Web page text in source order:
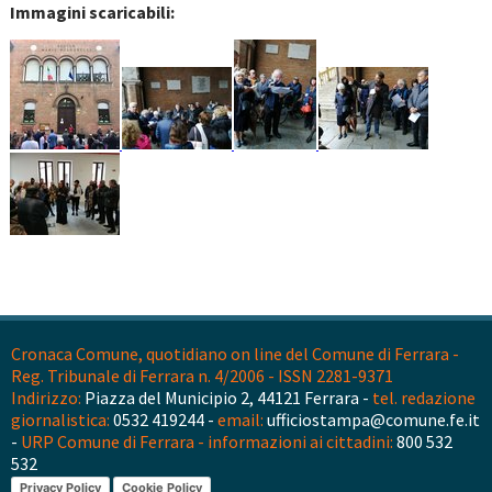
Immagini scaricabili:
Cronaca Comune, quotidiano on line del Comune di Ferrara -
Reg. Tribunale di Ferrara n. 4/2006 - ISSN 2281-9371
Indirizzo: Piazza del Municipio 2, 44121 Ferrara - tel. redazione
giornalistica: 0532 419244 - email: ufficiostampa@comune.fe.it
- URP Comune di Ferrara - informazioni ai cittadini: 800 532
532
Privacy Policy Cookie Policy